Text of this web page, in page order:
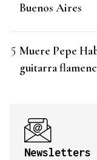
Buenos Aires
Muere Pepe
guitarra
Newsletters